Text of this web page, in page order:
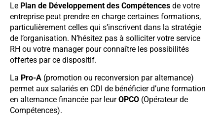
Le Plan de Développement des Compétences de votre
entreprise peut prendre en charge certaines formations,
particulièrement celles qui s’inscrivent dans la stratégie
de l’organisation. N’hésitez pas à solliciter votre service
RH ou votre manager pour connaître les possibilités
offertes par ce dispositif.
La Pro-A (promotion ou reconversion par alternance)
permet aux salariés en CDI de bénéficier d’une formation
en alternance financée par leurOPCO (Opérateur de
Compétences).